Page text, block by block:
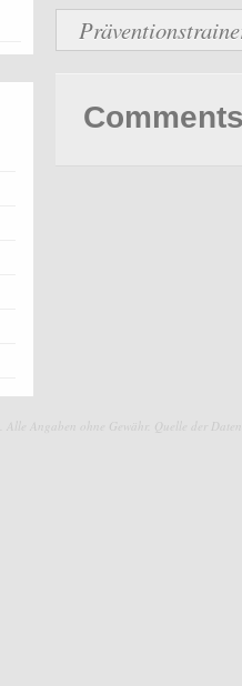
Alle Angaben ohne Gewähr. Quelle der